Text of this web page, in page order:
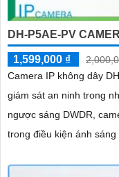
DH-P5AE-PV
1,599,000 ₫
Camera IP không dây
giám sát an ninh trong nhà, xưởng,
ngược sáng DWDR,
trong điều kiện ánh sáng